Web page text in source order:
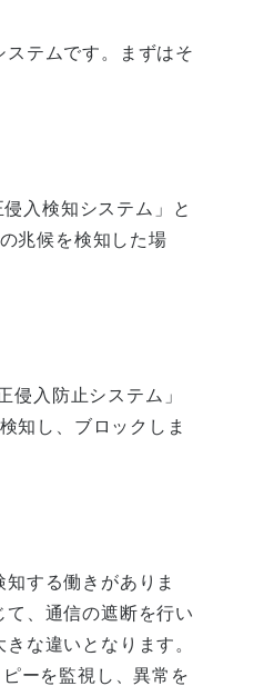
テムです。まずはそ
入検知システム」と
兆候を検知した場
入防止システム」
知し、ブロックしま
する働きがありま
、通信の遮断を行い
な違いとなります。
ーを監視し、異常を